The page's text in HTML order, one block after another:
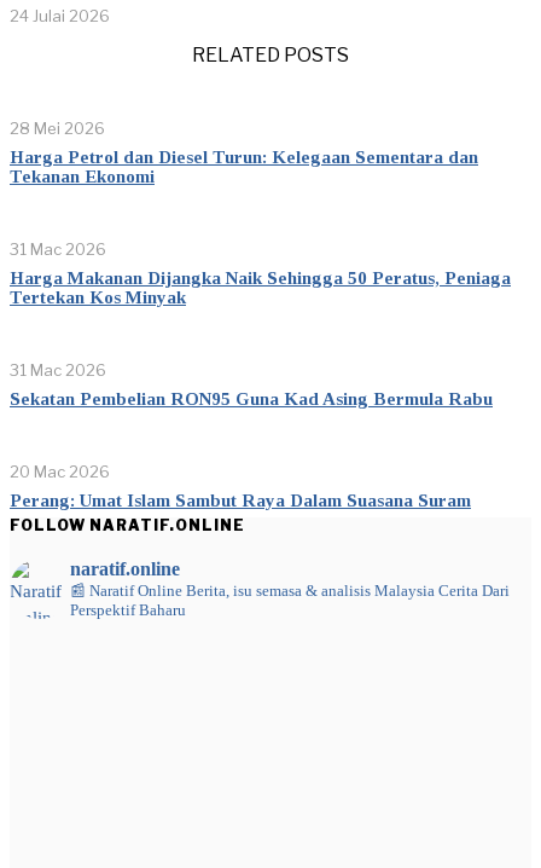
24 Julai 2026
RELATED POSTS
28 Mei 2026
Harga Petrol dan Diesel Turun: Kelegaan Sementara dan
Tekanan Ekonomi
31 Mac 2026
Harga Makanan Dijangka Naik Sehingga 50 Peratus, Peniaga
Tertekan Kos Minyak
31 Mac 2026
Sekatan Pembelian RON95 Guna Kad Asing Bermula Rabu
20 Mac 2026
Perang: Umat Islam Sambut Raya Dalam Suasana Suram
FOLLOW NARATIF.ONLINE
naratif.online
📰 Naratif Online Berita, isu semasa & analisis Malaysia Cerita Dari
Perspektif Baharu